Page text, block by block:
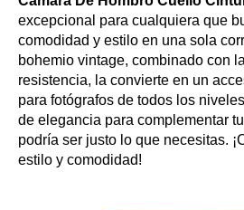
excepcional para cualquiera que
comodidad y estilo en una sola
bohemio vintage, combinado con
resistencia, la convierte en un
para fotógrafos de todos los
de elegancia para complementar
podría ser justo lo que necesitas.
estilo y comodidad!